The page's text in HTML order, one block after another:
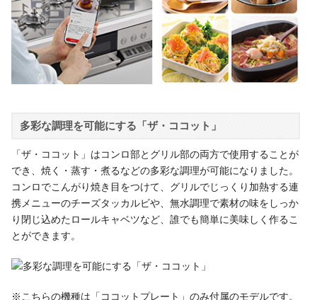
多彩な調理を可能にする「ザ・ココット」
「ザ・ココット」はコンロ部とグリル部の両方で使用することが
でき、焼く・蒸す・煮るなどの多彩な調理が可能になりました。
コンロでこんがり焼き目をつけて、グリルでじっくり加熱する連
携メニューのチーズタッカルビや、無水調理で素材の味をしっか
り閉じ込めたロールキャベツなど、誰でも簡単に美味しく作るこ
とができます。
※こちらの機種は「ココットプレート」のみ付属のモデルです。